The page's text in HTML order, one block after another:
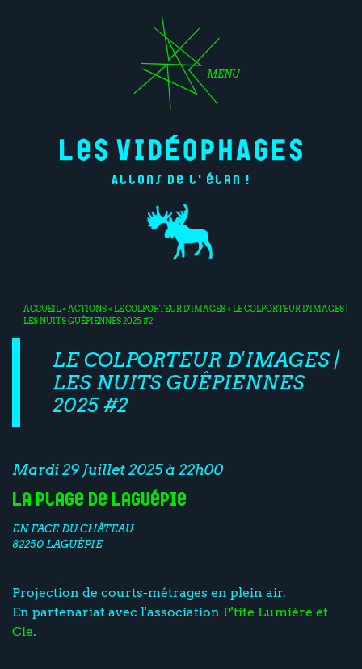
MENU
Allons de l'élan !
ACCUEIL<ACTIONS< LE COLPORTEUR D'IMAGES< LE COLPORTEUR D'IMAGES |
LES NUITS GUÊPIENNES 2025 #2
LE COLPORTEUR D'IMAGES |
LES NUITS GUÊPIENNES
2025 #2
Mardi 29 Juillet 2025 à 22h00
La plage de Laguépie
EN FACE DU CHÂTEAU
82250 LAGUÉPIE
Projection de courts-métrages en plein air.
En partenariat avec l'association P'tite Lumière et
Cie.